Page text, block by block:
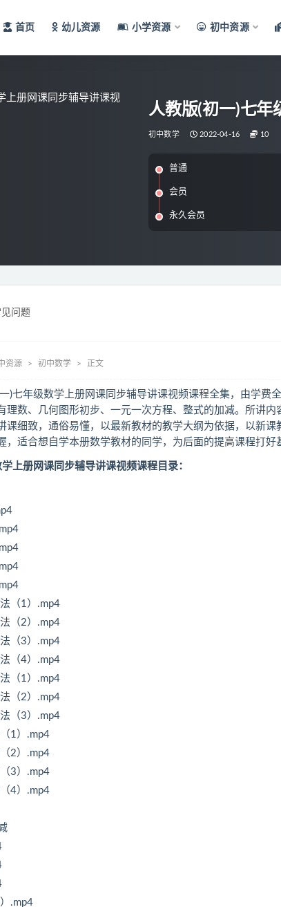
首页 幼儿资源 小学资源 初中资源
人教版(初一)七年
初中数学 2022-04-16 10
普通
会员
永久会员
见问题
资源 初中数学 正文
)七年级数学上册网课同步辅导讲课视频课程全集，由学费
理数、几何图形初步、一元一次方程、整式的加减。所讲内
课细致，通俗易懂，以最新教材的教学大纲为依据，以新课
，适合想自学本册数学教材的同学，为后面的提高课程打好
上册网课同步辅导讲课视频课程目录：
（1）.mp4
（2）.mp4
（3）.mp4
（4）.mp4
（1）.mp4
（2）.mp4
（3）.mp4
1）.mp4
2）.mp4
3）.mp4
4）.mp4
.mp4